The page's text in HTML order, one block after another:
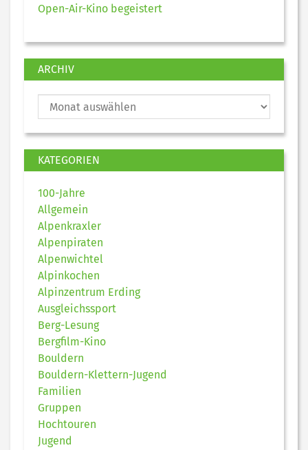
Open-Air-Kino begeistert
ARCHIV
KATEGORIEN
100-Jahre
Allgemein
Alpenkraxler
Alpenpiraten
Alpenwichtel
Alpinkochen
Alpinzentrum Erding
Ausgleichssport
Berg-Lesung
Bergfilm-Kino
Bouldern
Bouldern-Klettern-Jugend
Familien
Gruppen
Hochtouren
Jugend